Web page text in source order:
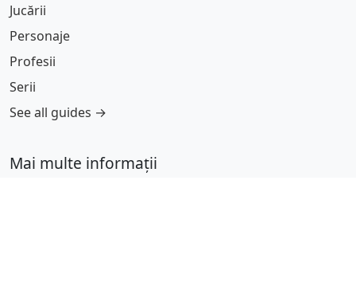
Jucării
Personaje
Profesii
Serii
See all guides →
Mai multe informații